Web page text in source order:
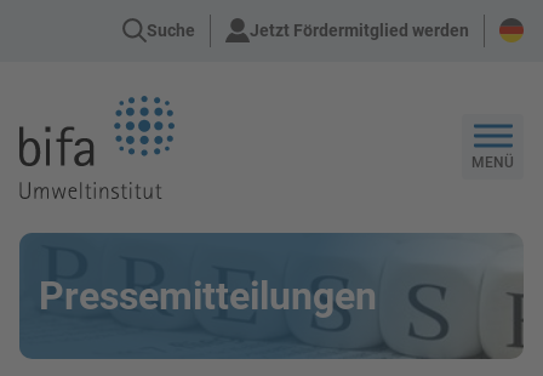
Suche Jetzt Fördermitglied werden
MENÜ
Pressemitteilungen